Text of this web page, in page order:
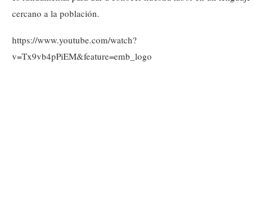
cercano a la población.
https://www.youtube.com/watch?
v=Tx9vb4pPiEM&feature=emb_logo